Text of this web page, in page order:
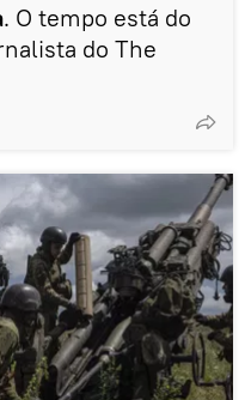
. O tempo está do
do The